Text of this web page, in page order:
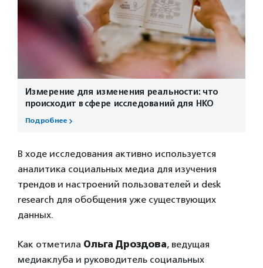
Измерение для изменения реальности: что
происходит в сфере исследований для НКО
Подробнее
В ходе исследования активно используется
аналитика социальных медиа для изучения
трендов и настроений пользователей и desk
research для обобщения уже существующих
данных.
Как отметила Ольга Дроздова, ведущая
медиаклуба и руководитель социальных